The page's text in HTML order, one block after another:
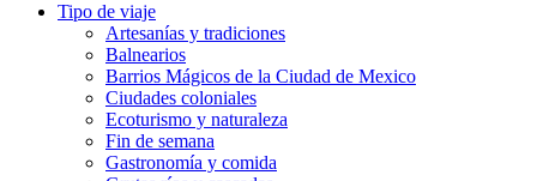
Tipo de viaje
Artesanías y tradiciones
Balnearios
Barrios Mágicos de la Ciudad de Mexico
Ciudades coloniales
Ecoturismo y naturaleza
Fin de semana
Gastronomía y comida